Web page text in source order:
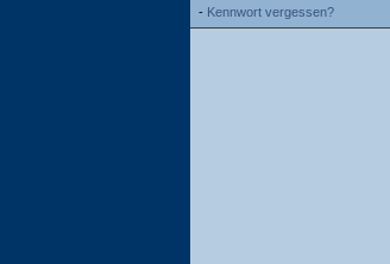
- Kennwort vergessen?